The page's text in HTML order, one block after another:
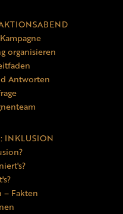
organisieren
Antworten
INKLUSION
– Fakten